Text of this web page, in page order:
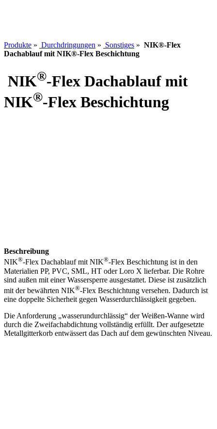
Produkte » Durchdringungen » Sonstiges » NIK®-Flex
Dachablauf mit NIK®-Flex Beschichtung
NIK®-Flex Dachablauf mit
NIK®-Flex Beschichtung
Beschreibung
NIK®-Flex Dachablauf mit NIK®-Flex Beschichtung ist in den
Materialien PP, PVC, SML, HT oder Loro X lieferbar. Die Rohre
sind außen mit einer Wassersperre ausgestattet. Diese ist zusätzlich
mit der bewährten NIK®-Flex Beschichtung versehen. Dadurch ist
eine doppelte Sicherheit gegen Wasserdurchlässigkeit gegeben.
Die Anforderung „wasserundurchlässig“ der Weißen-Wanne wird
durch die Zweifachabdichtung vollständig erfüllt. Der aufgesetzte
Metallgitterkorb entwässert das Dach auf dem gewünschten Niveau.